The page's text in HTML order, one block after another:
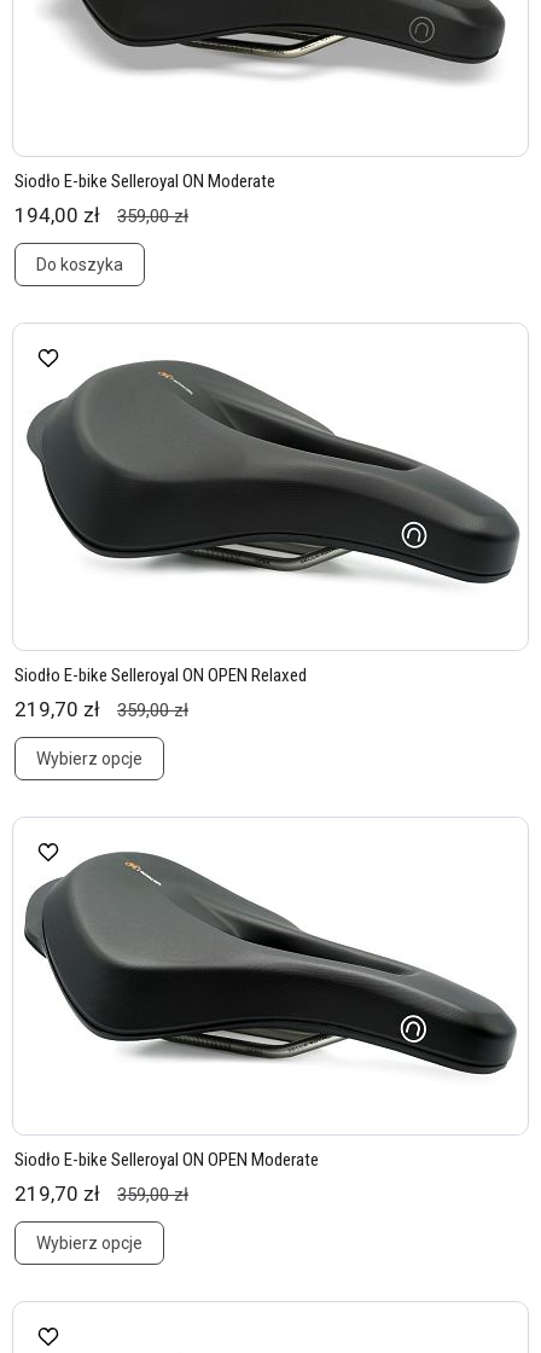
Siodło E-bike Selleroyal ON Moderate
194,00 zł 359,00 zł
Do koszyka
Siodło E-bike Selleroyal ON OPEN Relaxed
219,70 zł 359,00 zł
Wybierz opcje
Siodło E-bike Selleroyal ON OPEN Moderate
219,70 zł 359,00 zł
Wybierz opcje